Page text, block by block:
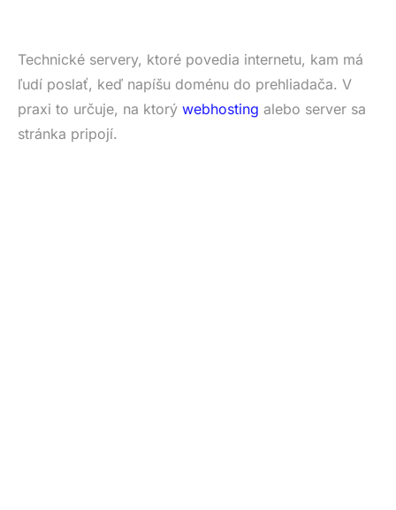
Technické servery, ktoré povedia internetu, kam má
ľudí poslať, keď napíšu doménu do prehliadača. V
praxi to určuje, na ktorý webhosting alebo server sa
stránka pripojí.